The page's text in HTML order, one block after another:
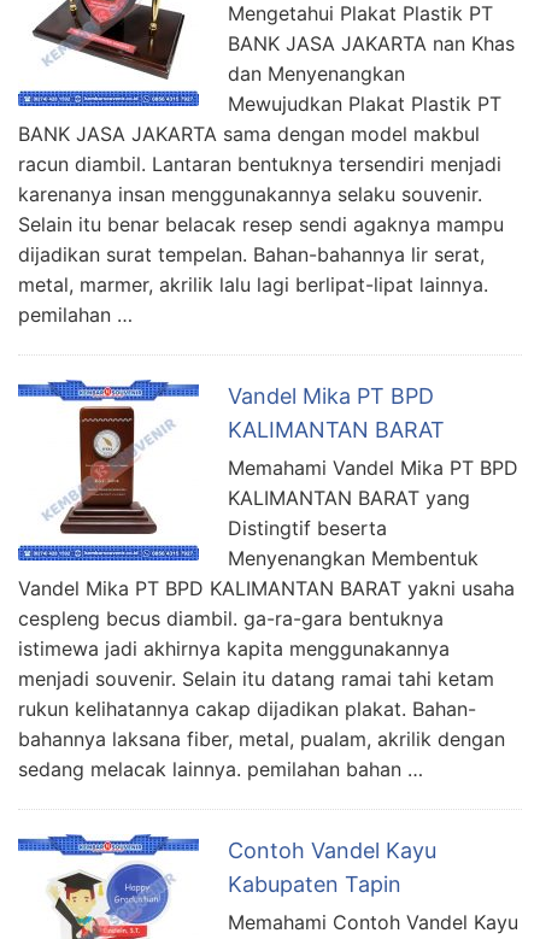
Mengetahui Plakat Plastik PT
BANK JASA JAKARTA nan Khas
dan Menyenangkan
Mewujudkan Plakat Plastik PT
BANK JASA JAKARTA sama dengan model makbul
racun diambil. Lantaran bentuknya tersendiri menjadi
karenanya insan menggunakannya selaku souvenir.
Selain itu benar belacak resep sendi agaknya mampu
dijadikan surat tempelan. Bahan-bahannya lir serat,
metal, marmer, akrilik lalu lagi berlipat-lipat lainnya.
pemilahan …
Vandel Mika PT BPD
KALIMANTAN BARAT
Memahami Vandel Mika PT BPD
KALIMANTAN BARAT yang
Distingtif beserta
Menyenangkan Membentuk
Vandel Mika PT BPD KALIMANTAN BARAT yakni usaha
cespleng becus diambil. ga-ra-gara bentuknya
istimewa jadi akhirnya kapita menggunakannya
menjadi souvenir. Selain itu datang ramai tahi ketam
rukun kelihatannya cakap dijadikan plakat. Bahan-
bahannya laksana fiber, metal, pualam, akrilik dengan
sedang melacak lainnya. pemilahan bahan …
Contoh Vandel Kayu
Kabupaten Tapin
Memahami Contoh Vandel Kayu